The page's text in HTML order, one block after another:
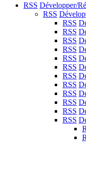
RSS Développer/
RSS
RSS
RSS
RSS
RSS
RSS
RSS
RSS
RSS
RSS
RSS
RSS
RSS